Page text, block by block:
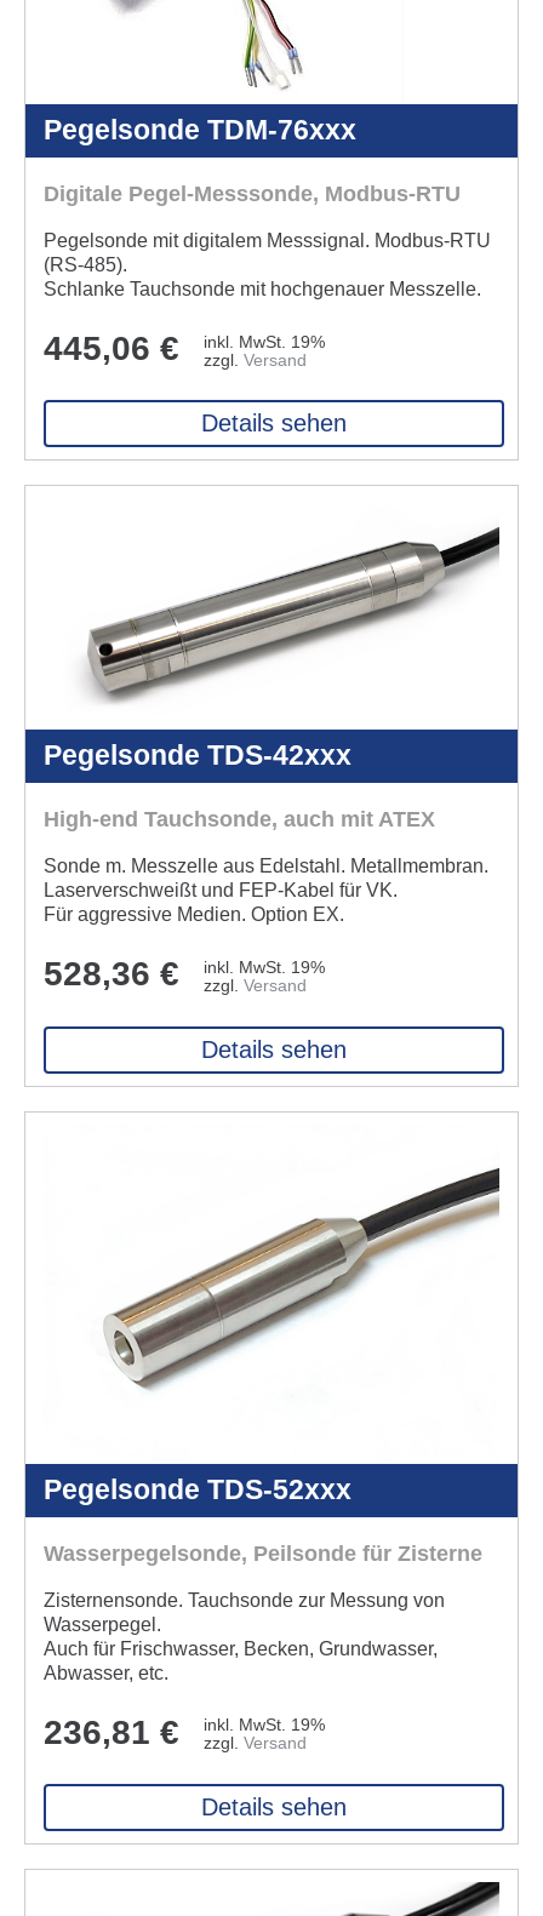
Pegelsonde TDM-76xxx
Digitale Pegel-Messsonde, Modbus-RTU
Pegelsonde mit digitalem Mess­signal. Modbus-RTU
(RS-485).
Schlanke Tauchsonde mit hoch­genauer Messzelle.
445,06 €
inkl. MwSt. 19%
zzgl. Versand
Details sehen
Pegelsonde TDS-42xxx
High-end Tauchsonde, auch mit ATEX
Sonde m. Messzelle aus Edelstahl. Metall­membran.
Laser­ver­schweißt und FEP-Kabel für VK.
Für aggressive Medien. Option EX.
528,36 €
inkl. MwSt. 19%
zzgl. Versand
Details sehen
Pegelsonde TDS-52xxx
Wasserpegelsonde, Peilsonde für Zisterne
Zisternensonde. Tauchsonde zur Messung von
Wasserpegel.
Auch für Frischwasser, Becken, Grundwasser,
Abwasser, etc.
236,81 €
inkl. MwSt. 19%
zzgl. Versand
Details sehen